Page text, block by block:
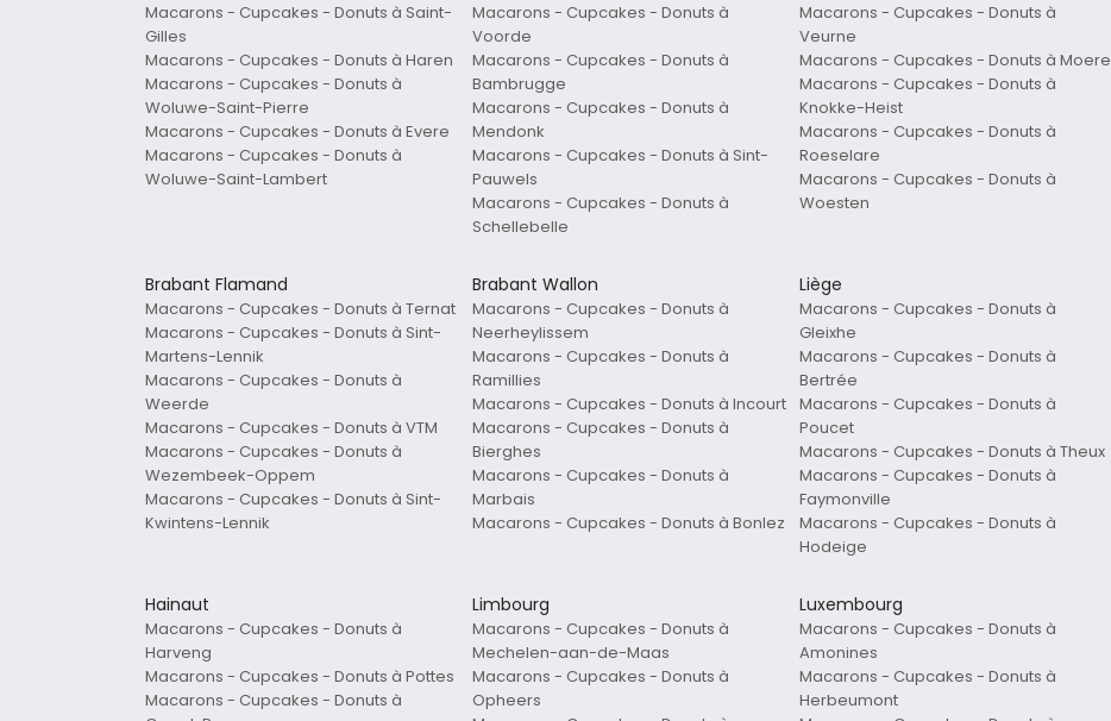
Macarons - Cupcakes - Donuts à Saint-
Gilles
Macarons - Cupcakes - Donuts à Haren
Macarons - Cupcakes - Donuts à
Woluwe-Saint-Pierre
Macarons - Cupcakes - Donuts à Evere
Macarons - Cupcakes - Donuts à
Woluwe-Saint-Lambert
Macarons - Cupcakes - Donuts à
Voorde
Macarons - Cupcakes - Donuts à
Bambrugge
Macarons - Cupcakes - Donuts à
Mendonk
Macarons - Cupcakes - Donuts à Sint-
Pauwels
Macarons - Cupcakes - Donuts à
Schellebelle
Macarons - Cupcakes - Donuts à
Veurne
Macarons - Cupcakes - Donuts à Moere
Macarons - Cupcakes - Donuts à
Knokke-Heist
Macarons - Cupcakes - Donuts à
Roeselare
Macarons - Cupcakes - Donuts à
Woesten
Brabant Flamand
Macarons - Cupcakes - Donuts à Ternat
Macarons - Cupcakes - Donuts à Sint-
Martens-Lennik
Macarons - Cupcakes - Donuts à
Weerde
Macarons - Cupcakes - Donuts à VTM
Macarons - Cupcakes - Donuts à
Wezembeek-Oppem
Macarons - Cupcakes - Donuts à Sint-
Kwintens-Lennik
Brabant Wallon
Macarons - Cupcakes - Donuts à
Neerheylissem
Macarons - Cupcakes - Donuts à
Ramillies
Macarons - Cupcakes - Donuts à Incourt
Macarons - Cupcakes - Donuts à
Bierghes
Macarons - Cupcakes - Donuts à
Marbais
Macarons - Cupcakes - Donuts à Bonlez
Liège
Macarons - Cupcakes - Donuts à
Gleixhe
Macarons - Cupcakes - Donuts à
Bertrée
Macarons - Cupcakes - Donuts à
Poucet
Macarons - Cupcakes - Donuts à Theux
Macarons - Cupcakes - Donuts à
Faymonville
Macarons - Cupcakes - Donuts à
Hodeige
Hainaut
Macarons - Cupcakes - Donuts à
Harveng
Macarons - Cupcakes - Donuts à Pottes
Macarons - Cupcakes - Donuts à
Limbourg
Macarons - Cupcakes - Donuts à
Mechelen-aan-de-Maas
Macarons - Cupcakes - Donuts à
Opheers
Luxembourg
Macarons - Cupcakes - Donuts à
Amonines
Macarons - Cupcakes - Donuts à
Herbeumont